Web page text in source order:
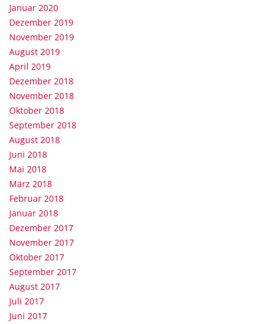
Januar 2020
Dezember 2019
November 2019
August 2019
April 2019
Dezember 2018
November 2018
Oktober 2018
September 2018
August 2018
Juni 2018
Mai 2018
März 2018
Februar 2018
Januar 2018
Dezember 2017
November 2017
Oktober 2017
September 2017
August 2017
Juli 2017
Juni 2017